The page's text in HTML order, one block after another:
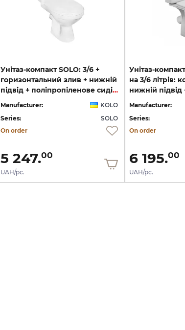
Унітаз-компакт SOLO: 3/6 +
горизонтальний злив + нижній
підвід + поліпропіленове сидіння 7921800
Manufacturer:
KOLO
Series:
SOLO
On order
5 247.00
UAH/pc.
Унітаз-
на 3/6 літрів:
Manufacturer:
Series:
On order
6 195.00
UAH/pc.